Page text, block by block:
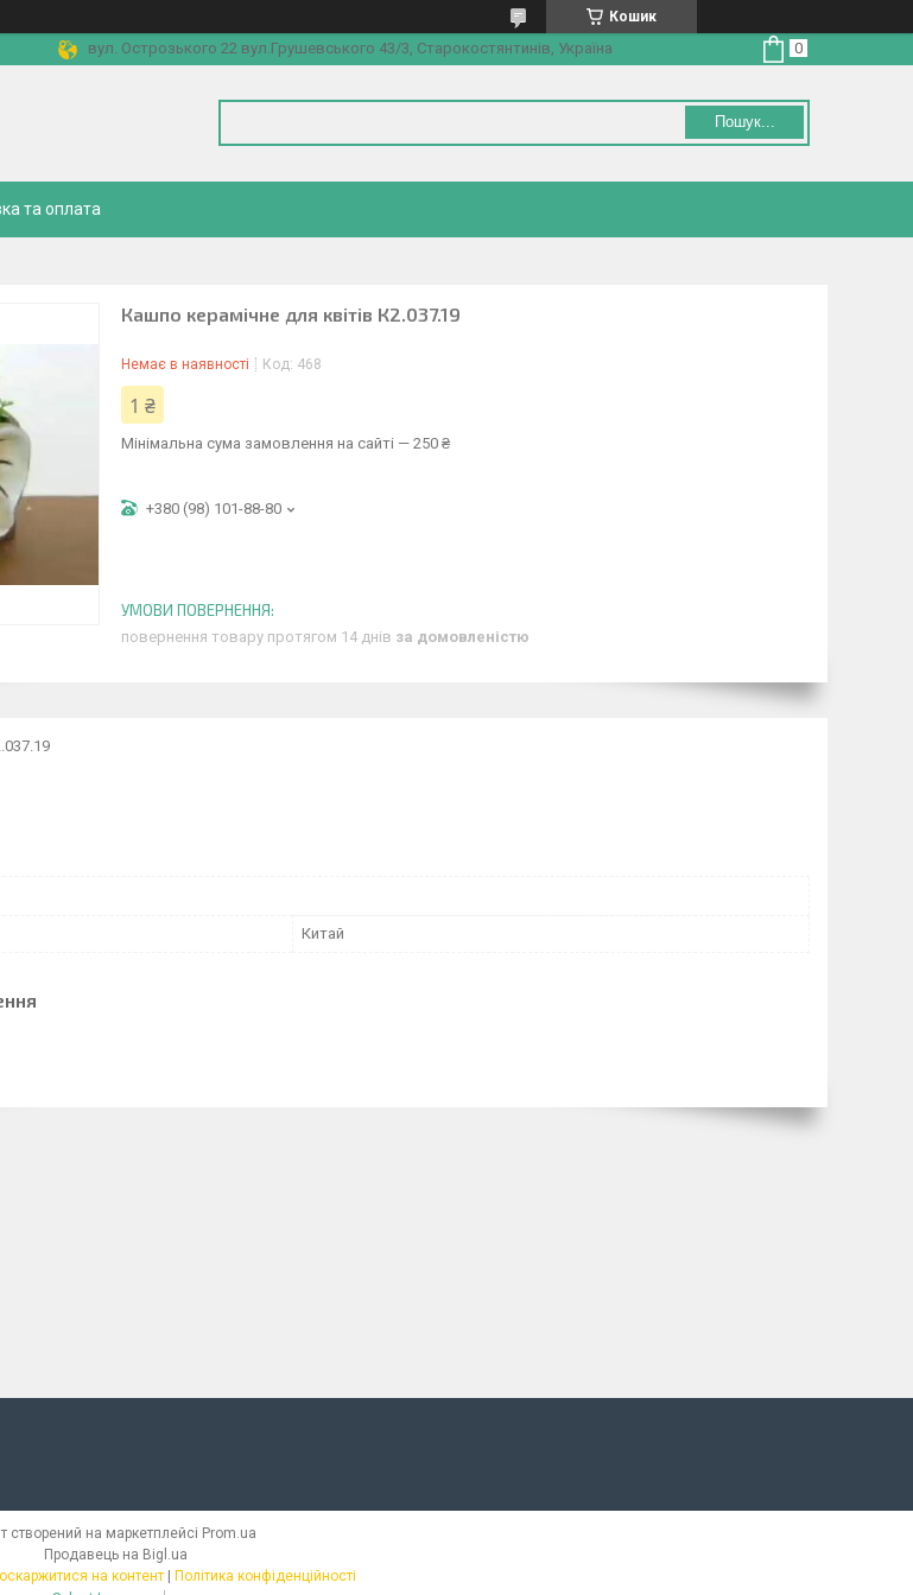
Кошик
вул. Острозького 22 вул.Грушевського 43/3, Старокостянтинів, Україна
Пошук...
та оплата
Кашпо керамічне для квітів К2.037.19
Немає в наявності Код: 468
1 ₴
Мінімальна сума замовлення на сайті — 250 ₴
+380 (98) 101-88-80
повернення товару протягом 14 днів за домовленістю
Китай
створений на маркетплейсі Prom.ua
Продавець на Bigl.ua
на контент
Політика конфіденційності